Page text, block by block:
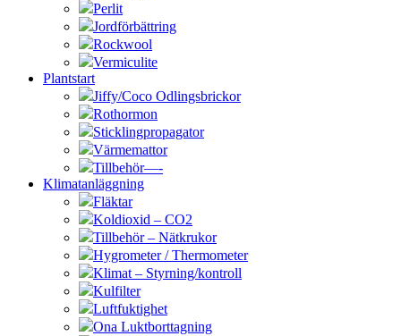
Perlit
Jordförbättring
Rockwool
Vermiculite
Plantstart
Jiffy/Coco Odlingsbrickor
Rothormon
Sticklingpropagator
Värmemattor
Tillbehör—-
Klimatanläggning
Fläktar
Koldioxid – CO2
Tillbehör – Nätkrukor
Hygrometer / Thermometer
Klimat – Styrning/kontroll
Kulfilter
Luftfuktighet
Ona Luktborttagning